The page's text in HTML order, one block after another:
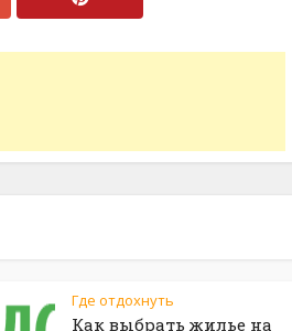
Где отдохнуть
Как выбрать жилье на